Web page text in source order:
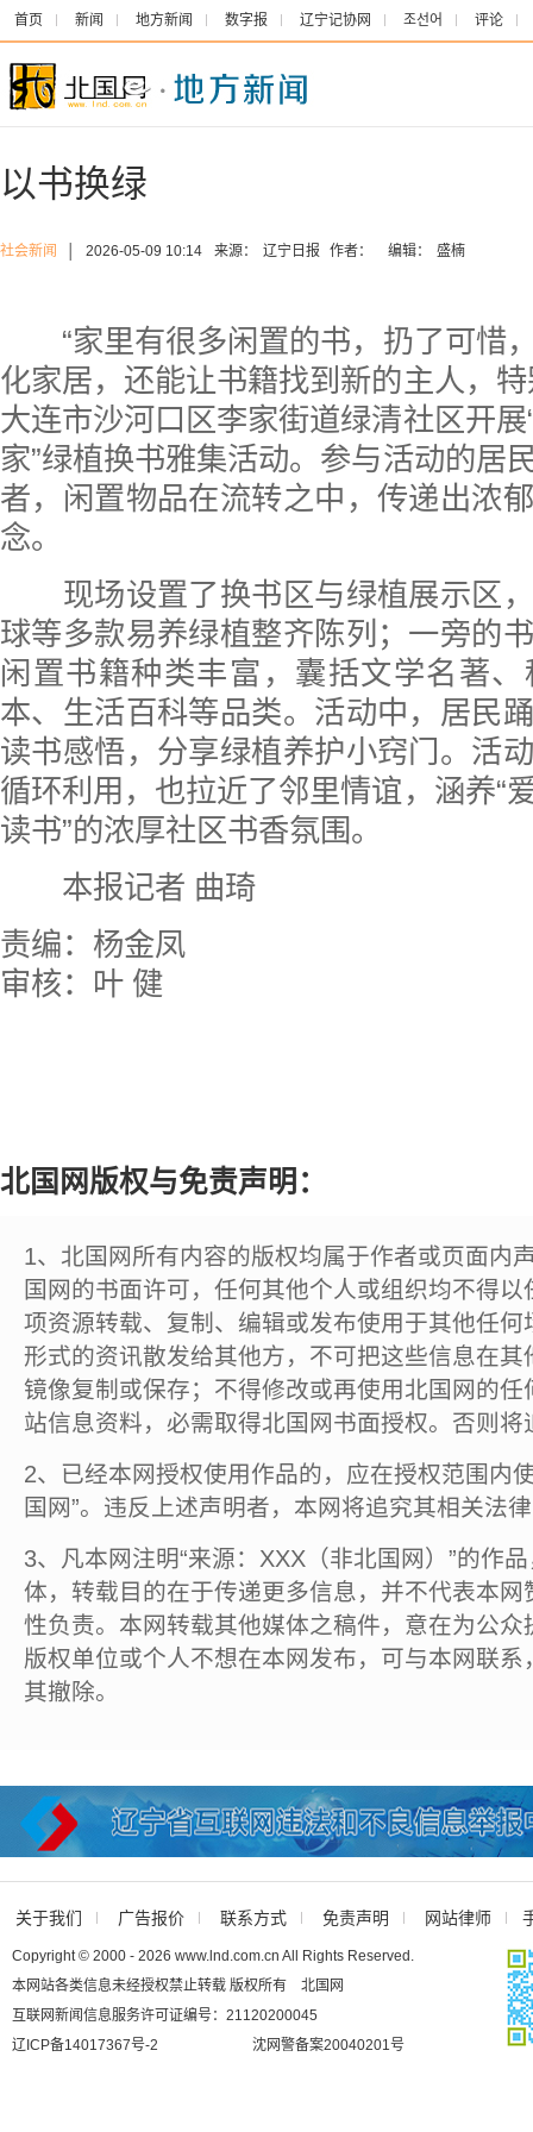
首页 新闻 地方新闻 数字报 辽宁记协网 조선어 评论
以书换绿
社会新闻 2026-05-09 10:14 来源： 辽宁日报 作者： 编辑： 盛楠
“家里有很多闲置的书，扔了可惜
化家居，还能让书籍找到新的主人，
大连市沙河口区李家街道绿清社区开
家”绿植换书雅集活动。参与活动的居
者，闲置物品在流转之中，传递出浓
念。
现场设置了换书区与绿植展示区，
球等多款易养绿植整齐陈列；一旁的
闲置书籍种类丰富，囊括文学名著
本、生活百科等品类。活动中，居民
读书感悟，分享绿植养护小窍门。活
循环利用，也拉近了邻里情谊，涵养“
读书”的浓厚社区书香氛围。
本报记者 曲琦
责编：杨金凤
审核：叶 健
北国网版权与免责声明：
1、北国网所有内容的版权均属于作者或页面内
国网的书面许可，任何其他个人或组织均不得
项资源转载、复制、编辑或发布使用于其他任
形式的资讯散发给其他方，不可把这些信息在
镜像复制或保存；不得修改或再使用北国网的
站信息资料，必需取得北国网书面授权。否则将
2、已经本网授权使用作品的，应在授权范围内
国网”。违反上述声明者，本网将追究其相关法
3、凡本网注明“来源：XXX（非北国网）”的作
体，转载目的在于传递更多信息，并不代表本
性负责。本网转载其他媒体之稿件，意在为公
版权单位或个人不想在本网发布，可与本网联
其撤除。
关于我们 广告报价 联系方式 免责声明 网站律师
Copyright © 2000 - 2026 www.lnd.com.cn All Rights Reserved.
本网站各类信息未经授权禁止转载 版权所有 北国网
互联网新闻信息服务许可证编号：21120200045
辽ICP备14017367号-2
沈网警备案20040201号